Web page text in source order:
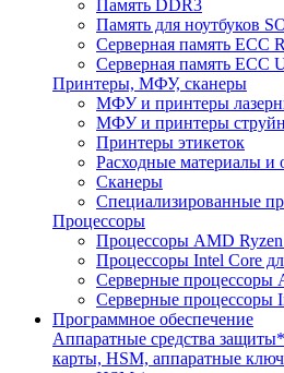
Память DDR3
Память для ноутбуков
Серверная память ECC
Серверная память ECC
Принтеры, МФУ, сканеры
МФУ и принтеры
МФУ и принтеры
Принтеры этикеток
Расходные материалы и
Сканеры
Специализированные
Процессоры
Процессоры AMD
Процессоры Intel Core
Серверные процессоры
Серверные процессоры
Программное обеспечение
Аппаратные средства
карты, HSM, аппаратные